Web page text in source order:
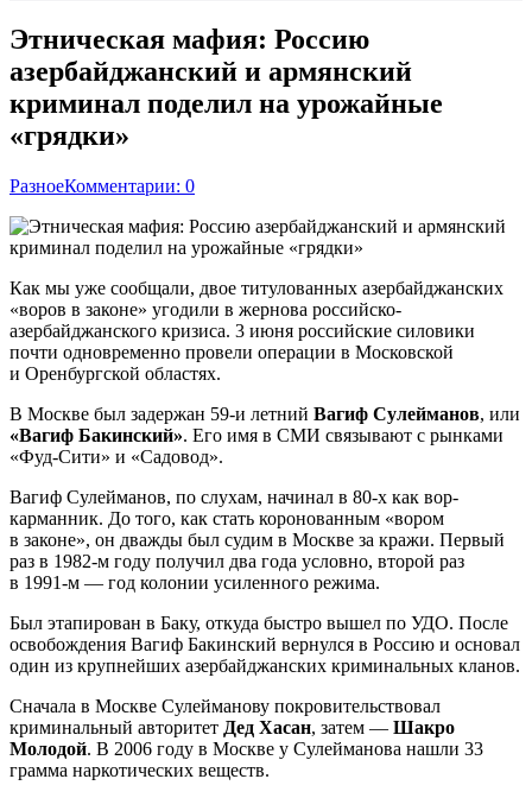
Этническая мафия: Россию
азербайджанский и армянский
криминал поделил на урожайные
«грядки»
РазноеКомментарии: 0
Как мы уже сообщали, двое титулованных азербайджанских
«воров в законе» угодили в жернова российско-
азербайджанского кризиса. 3 июня российские силовики
почти одновременно провели операции в Московской
и Оренбургской областях.
В Москве был задержан 59-и летний Вагиф Сулейманов, или
«Вагиф Бакинский». Его имя в СМИ связывают с рынками
«Фуд-Сити» и «Садовод».
Вагиф Сулейманов, по слухам, начинал в 80-х как вор-
карманник. До того, как стать коронованным «вором
в законе», он дважды был судим в Москве за кражи. Первый
раз в 1982-м году получил два года условно, второй раз
в 1991-м — год колонии усиленного режима.
Был этапирован в Баку, откуда быстро вышел по УДО. После
освобождения Вагиф Бакинский вернулся в Россию и основал
один из крупнейших азербайджанских криминальных кланов.
Сначала в Москве Сулейманову покровительствовал
криминальный авторитет Дед Хасан, затем — Шакро
Молодой. В 2006 году в Москве у Сулейманова нашли 33
грамма наркотических веществ.